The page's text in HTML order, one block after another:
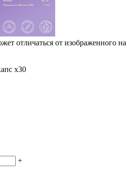
отличаться от изображенного на
x30
+